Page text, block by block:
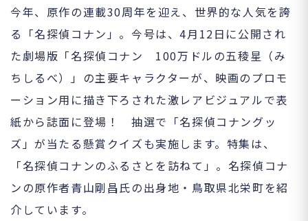
今年、原作の連載30周年を迎え、世界的な人気を誇
る「名探偵コナン」。今号は、4月12日に公開され
た劇場版「名探偵コナン 100万ドルの五稜星（み
ちしるべ）」の主要キャラクターが、映画のプロモ
ーション用に描き下ろされた激レアビジュアルで表
紙から誌面に登場！ 抽選で「名探偵コナングッ
ズ」が当たる懸賞クイズも実施します。特集は、
「名探偵コナンのふるさとを訪ねて」。名探偵コナ
ンの原作者青山剛昌氏の出身地・鳥取県北栄町を紹
介しています。